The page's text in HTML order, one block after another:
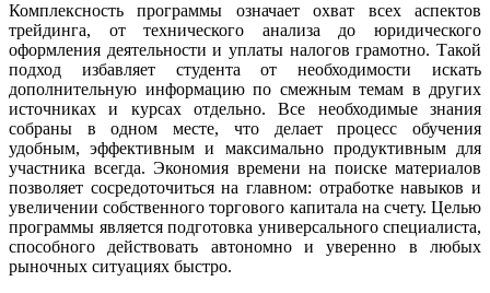
Комплексность программы означает охват всех аспектов
трейдинга, от технического анализа до юридического
оформления деятельности и уплаты налогов грамотно. Такой
подход избавляет студента от необходимости искать
дополнительную информацию по смежным темам в других
источниках и курсах отдельно. Все необходимые знания
собраны в одном месте, что делает процесс обучения
удобным, эффективным и максимально продуктивным для
участника всегда. Экономия времени на поиске материалов
позволяет сосредоточиться на главном: отработке навыков и
увеличении собственного торгового капитала на счету. Целью
программы является подготовка универсального специалиста,
способного действовать автономно и уверенно в любых
рыночных ситуациях быстро.